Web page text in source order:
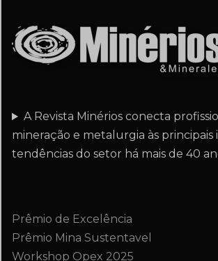
A Revista Minérios conecta
mineração e metalurgia às principais
tendências do setor há mais de 40
Prêmio de Excelência
Prêmio Mina Sustentavel
Workshop Opex 2025